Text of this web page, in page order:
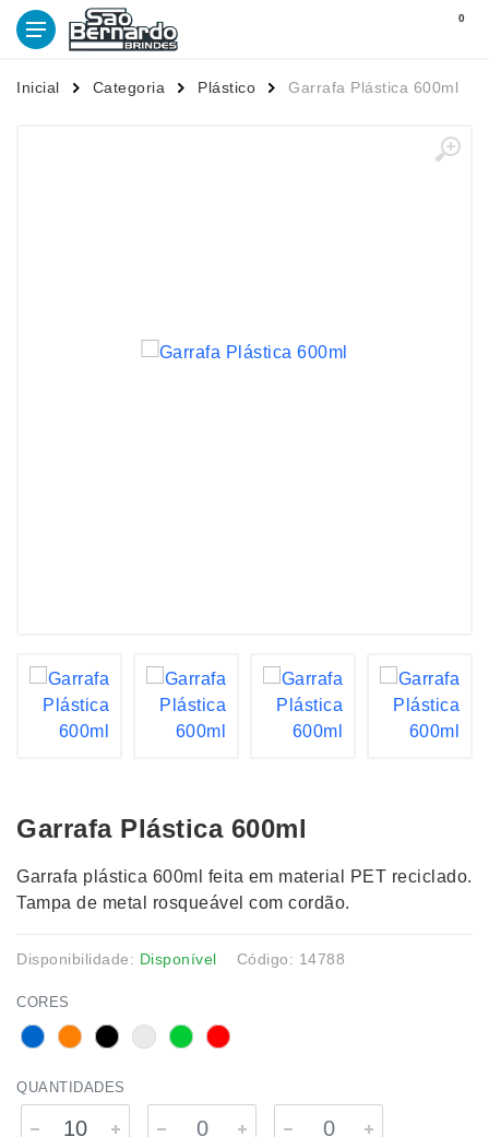
0
Inicial Categoria Plástico Garrafa Plástica 600ml
Garrafa Plástica 600ml
Garrafa plástica 600ml feita em material PET reciclado.
Tampa de metal rosqueável com cordão.
Disponibilidade: Disponível Código: 14788
CORES
QUANTIDADES